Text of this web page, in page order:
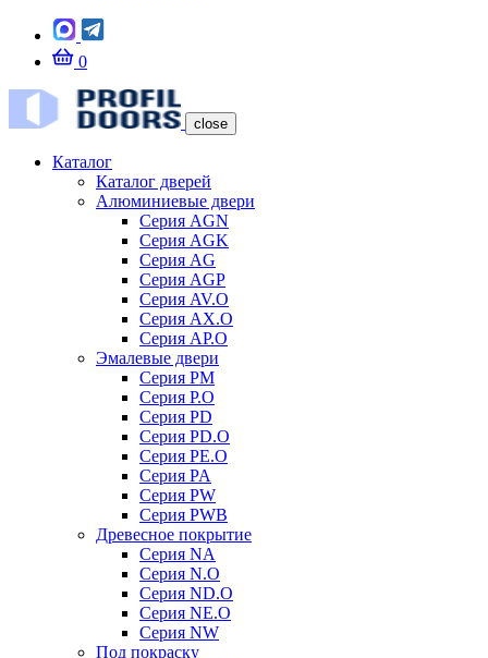
0
close
Каталог
Каталог дверей
Алюминиевые двери
Серия AGN
Серия AGK
Серия AG
Серия AGP
Серия AV.O
Серия AX.O
Серия AP.O
Эмалевые двери
Серия PM
Серия P.O
Серия PD
Серия PD.O
Серия PE.O
Серия PA
Серия PW
Серия PWB
Древесное покрытие
Серия NA
Серия N.O
Серия ND.O
Серия NE.O
Серия NW
Под покраску